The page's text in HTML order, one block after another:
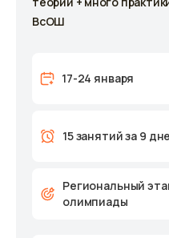
ВсОШ
17-24 января
15 занятий за 9
Региональный
олимпиады